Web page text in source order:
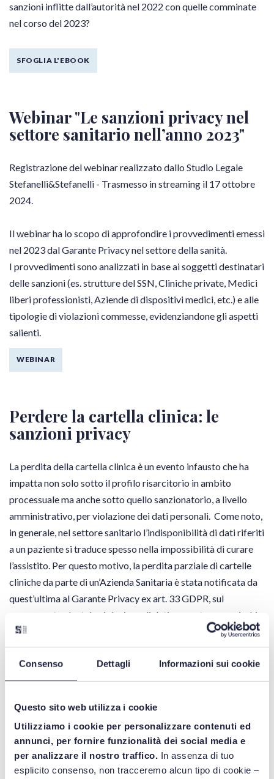
Consenso Dettagli Informazioni sui cookie
Questo sito web utilizza i cookie
Utilizziamo i cookie per personalizzare contenuti ed
annunci, per fornire funzionalità dei social media e
per analizzare il nostro traffico. In assenza di tuo
esplicito consenso, non tracceremo alcun tipo di cookie –
sanzioni inflitte dall’autorità nel 2022 con quelle comminate
nel corso del 2023?
SFOGLIA L'EBOOK
Webinar "Le sanzioni privacy nel
settore sanitario nell’anno 2023"
Registrazione del webinar realizzato dallo Studio Legale
Stefanelli&Stefanelli - Trasmesso in streaming il 17 ottobre
2024.
Il webinar ha lo scopo di approfondire i provvedimenti emessi
nel 2023 dal Garante Privacy nel settore della sanità.
I provvedimenti sono analizzati in base ai soggetti destinatari
delle sanzioni (es. strutture del SSN, Cliniche private, Medici
liberi professionisti, Aziende di dispositivi medici, etc.) e alle
tipologie di violazioni commesse, evidenziandone gli aspetti
salienti.
WEBINAR
Perdere la cartella clinica: le
sanzioni privacy
La perdita della cartella clinica è un evento infausto che ha
impatta non solo sotto il profilo risarcitorio in ambito
processuale ma anche sotto quello sanzionatorio, a livello
amministrativo, per violazione dei dati personali. Come noto,
in generale, nel settore sanitario l’indisponibilità di dati riferiti
a un paziente si traduce spesso nella impossibilità di curare
l’assistito. Per questo motivo, la perdita parziale di cartelle
cliniche da parte di un’Azienda Sanitaria è stata notificata da
quest’ultima al Garante Privacy ex art. 33 GDPR, sul
presupposto che tale violazione di dati presentasse un rischio
elevato per i diritti e le libertà dei pazienti. Nel caso specifico
era stata smarrita la diaria medica cartacea di una paziente,
riportante la descrizione delle condizioni cliniche quotidiane
e il foglio di consenso all'esecuzione della procedura
altro paziente alla chiusura della cartella.
LEGGI L'ARTICOLO